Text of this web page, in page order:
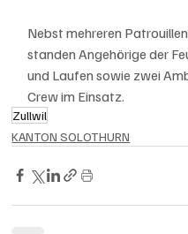
Nebst mehreren
standen Angehörige der
und Laufen sowie zwei
Crew im Einsatz.
Zullwil
KANTON SOLOTHURN